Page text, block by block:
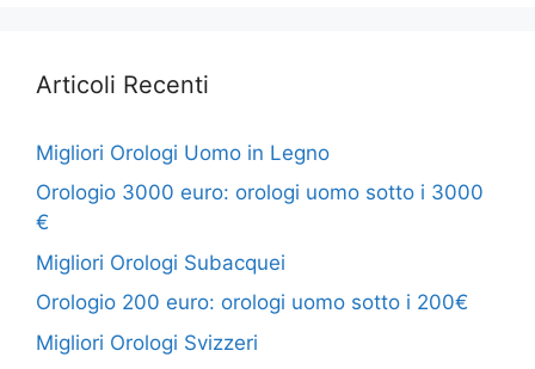
Articoli Recenti
Migliori Orologi Uomo in Legno
Orologio 3000 euro: orologi uomo sotto i 3000
€
Migliori Orologi Subacquei
Orologio 200 euro: orologi uomo sotto i 200€
Migliori Orologi Svizzeri